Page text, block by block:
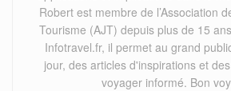
Robert est membre de l’Association
Tourisme (AJT) depuis plus de 15
Infotravel.fr, il permet au grand
jour, des articles d'inspirations et
voyager informé. Bon